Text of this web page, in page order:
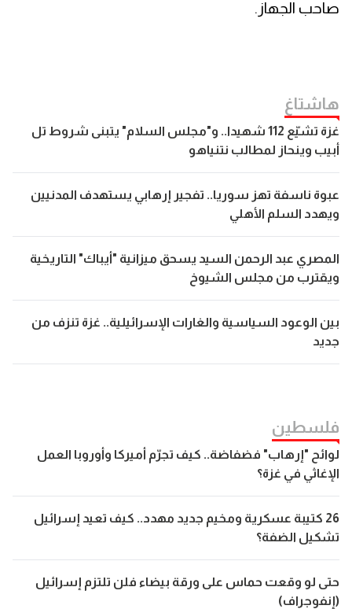
صاحب الجهاز.
هاشتاغ
غزة تشيّع 112 شهيدا.. و"مجلس السلام" يتبنى شروط تل
أبيب وينحاز لمطالب نتنياهو
عبوة ناسفة تهز سوريا.. تفجير إرهابي يستهدف المدنيين
ويهدد السلم الأهلي
المصري عبد الرحمن السيد يسحق ميزانية "أيباك" التاريخية
ويقترب من مجلس الشيوخ
بين الوعود السياسية والغارات الإسرائيلية.. غزة تنزف من
جديد
فلسطين
لوائح "إرهاب" فضفاضة.. كيف تجرّم أميركا وأوروبا العمل
الإغاثي في غزة؟
26 كتيبة عسكرية ومخيم جديد مهدد.. كيف تعيد إسرائيل
تشكيل الضفة؟
حتى لو وقعت حماس على ورقة بيضاء فلن تلتزم إسرائيل
(إنفوجراف)